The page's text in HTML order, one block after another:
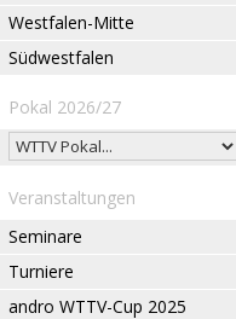
Westfalen-Mitte
Südwestfalen
Pokal 2026/27
Veranstaltungen
Seminare
Turniere
andro WTTV-Cup 2025